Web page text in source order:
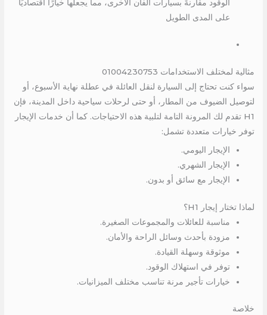
الوقود مقارنةً بسيارات الفان الأخرى، مما يجعلها خيارًا اقتصاديًا
على المدى الطويل
مثالية لمختلف الاستخدامات 01004230753
سواء كنت تحتاج إلى السيارة لنقل العائلة في عطلة نهاية الأسبوع، أو
لتوصيل الضيوف من المطار، أو حتى لرحلات سياحية داخل المدينة، فإن
H1 تقدم لك المرونة التامة لتلبية هذه الاحتياجات. كما أن خدمات الإيجار
توفر خيارات متعددة تشمل:
الإيجار اليومي.
الإيجار الشهري.
الإيجار مع سائق أو بدون.
لماذا تختار إيجار H1؟
مناسبة للعائلات والمجموعات الصغيرة.
مزودة بأحدث وسائل الراحة والأمان.
موثوقة وسهلة القيادة.
توفر في استهلاك الوقود.
خيارات تأجير مرنة تناسب مختلف الميزانيات.
خلاصة